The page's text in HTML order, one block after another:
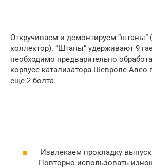
Откручиваем и демонтируем “штаны”
коллектор). “Штаны” удерживают 9
необходимо предварительно
корпусе катализатора Шевроле Авео
еще 2 болта.
Извлекаем прокладку
Повторно использовать